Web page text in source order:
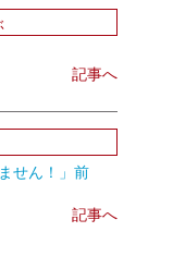
記事へ
せん！」前
記事へ